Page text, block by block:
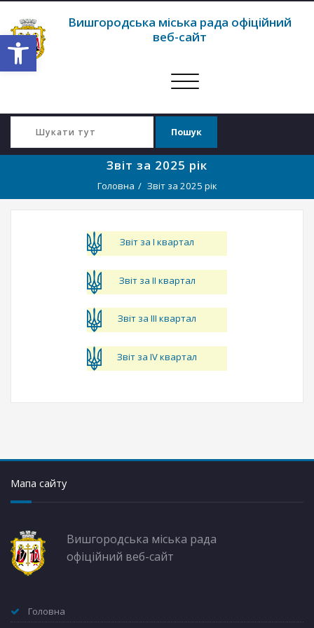
Відкрити Панель інструментів
Вишгородська міська рада офіційний
веб-сайт
Перемкнути
Звіт за 2025 рік
Головна Звіт за 2025 рік
Звіт за І квартал
Звіт за ІІ квартал
Звіт за ІІІ квартал
Звіт за IV квартал
Мапа сайту
Вишгородська міська рада
офіційний веб-сайт
Головна